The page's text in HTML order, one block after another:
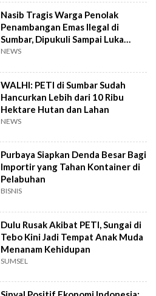
Nasib Tragis Warga Penolak
Penambangan Emas Ilegal di
Sumbar, Dipukuli Sampai Luka
Berat
NEWS
WALHI: PETI di Sumbar Sudah
Hancurkan Lebih dari 10 Ribu
Hektare Hutan dan Lahan
NEWS
Purbaya Siapkan Denda Besar Bagi
Importir yang Tahan Kontainer di
Pelabuhan
BISNIS
Dulu Rusak Akibat PETI, Sungai di
Tebo Kini Jadi Tempat Anak Muda
Menanam Kehidupan
SUMSEL